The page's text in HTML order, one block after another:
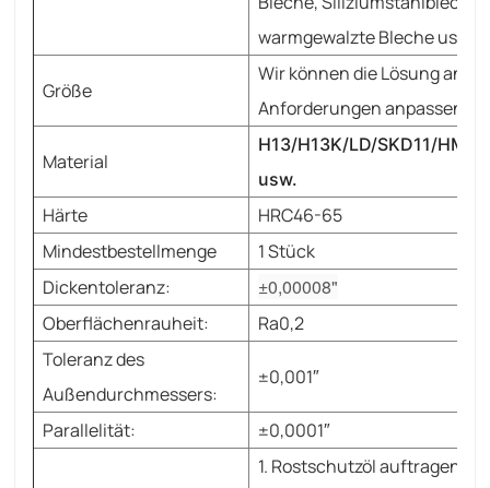
warmgewalzte Bleche usw.
Größe
Wir können die Lösung an
Anforderungen anpassen.
Material
H13/H13K/LD/SKD11/HMB/
usw.
Härte
HRC46-65
Mindestbestellmenge
1 Stück
Dickentoleranz:
±0,00008"
Oberflächenrauheit:
Ra0,2
Toleranz des
Außendurchmessers:
±0,001″
Parallelität: ±0,0001″
1. Rostschutzöl auftragen.